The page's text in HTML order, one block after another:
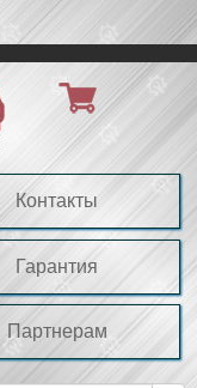
Контакты
Гарантия
Партнерам